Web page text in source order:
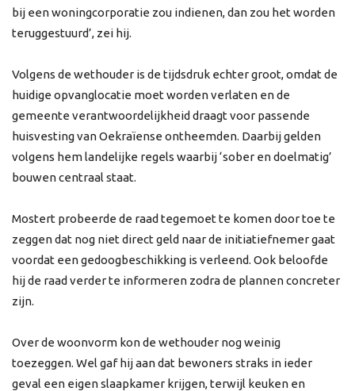
bij een woningcorporatie zou indienen, dan zou het worden
teruggestuurd’, zei hij.
Volgens de wethouder is de tijdsdruk echter groot, omdat de
huidige opvanglocatie moet worden verlaten en de
gemeente verantwoordelijkheid draagt voor passende
huisvesting van Oekraïense ontheemden. Daarbij gelden
volgens hem landelijke regels waarbij ‘sober en doelmatig’
bouwen centraal staat.
Mostert probeerde de raad tegemoet te komen door toe te
zeggen dat nog niet direct geld naar de initiatiefnemer gaat
voordat een gedoogbeschikking is verleend. Ook beloofde
hij de raad verder te informeren zodra de plannen concreter
zijn.
Over de woonvorm kon de wethouder nog weinig
toezeggen. Wel gaf hij aan dat bewoners straks in ieder
geval een eigen slaapkamer krijgen, terwijl keuken en